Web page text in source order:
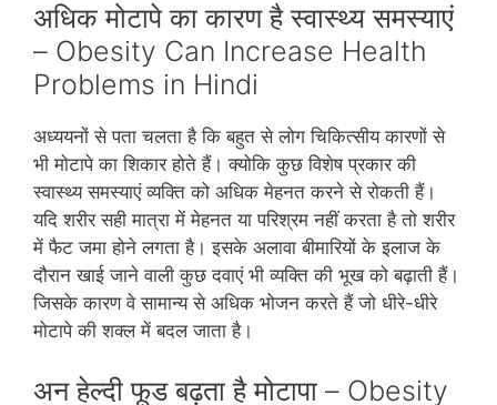
अधिक मोटापे का कारण है स्‍वास्‍थ्‍य समस्‍याएं
– Obesity Can Increase Health
Problems in Hindi
अध्‍ययनों से पता चलता है कि बहुत से लोग चिकित्‍सीय कारणों से
भी मोटापे का शिकार होते हैं। क्‍योकि कुछ विशेष प्रकार की
स्‍वास्‍थ्‍य समस्‍याएं व्‍यक्ति को अधिक मेहनत करने से रोकती हैं।
यदि शरीर सही मात्रा में मेहनत या परिश्रम नहीं करता है तो शरीर
में फैट जमा होने लगता है। इसके अलावा बीमारियों के इलाज के
दौरान खाई जाने वाली कुछ दवाएं भी व्‍यक्ति की भूख को बढ़ाती हैं।
जिसके कारण वे सामान्‍य से अधिक भोजन करते हैं जो धीरे-धीरे
मोटापे की शक्‍ल में बदल जाता है।
अन हेल्‍दी फूड बढ़ता है मोटापा – Obesity